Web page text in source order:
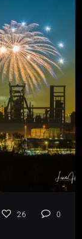
26 0